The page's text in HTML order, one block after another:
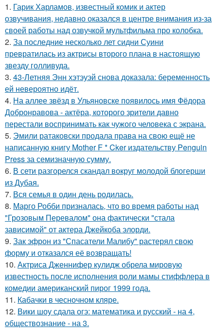
1. Гарик Харламов, известный комик и актер
озвучивания, недавно оказался в центре внимания из-за
своей работы над озвучкой мультфильма про колобка.
2. За последние несколько лет сидни Суини
превратилась из актрисы второго плана в настоящую
звезду голливуда.
3. 43-Летняя Энн хэтэуэй снова доказала: беременность
ей невероятно идёт.
4. На аллее звёзд в Ульяновске появилось имя Фёдора
Добронравова - актёра, которого зрители давно
перестали воспринимать как чужого человека с экрана.
5. Эмили ратаковски продала права на свою ещё не
написанную книгу Mother F * Cker издательству Penguin
Press за семизначную сумму.
6. В сети разгорелся скандал вокруг молодой блогерши
из Дубая.
7. Вся семья в один день родилась.
8. Марго Робби призналась, что во время работы над
"Грозовым Перевалом" она фактически "стала
зависимой" от актера Джейкоба элорди.
9. Зак эфрон из "Спасатели Малибу" растерял свою
форму и отказался её возвращать!
10. Актриса Дженнифер кулидж обрела мировую
известность после исполнения роли мамы стиффлера в
комедии американский пирог 1999 года.
11. Кабачки в чесночном кляре.
12. Вики шоу сдала огэ: математика и русский - на 4,
обществознание - на 3.